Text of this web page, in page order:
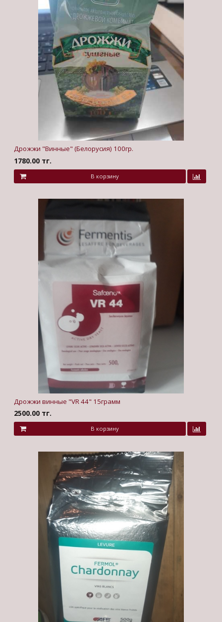
Дрожжи "Винные" (Белорусия) 100гр.
1780.00 тг.
В корзину
Дрожжи винные "VR 44" 15грамм
2500.00 тг.
В корзину